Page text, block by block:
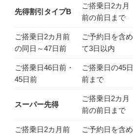
先得割引タイプB
ご搭乗日2カ月
前の前日まで
ご搭乗日2カ月前
の同日～47日前
ご予約日を含め
て3日以内
ご搭乗日46日前・
45日前
ご搭乗日の45日
前まで
スーパー先得
ご搭乗日2カ月
前の前日まで
ご搭乗日2カ月前
ご予約日を含め